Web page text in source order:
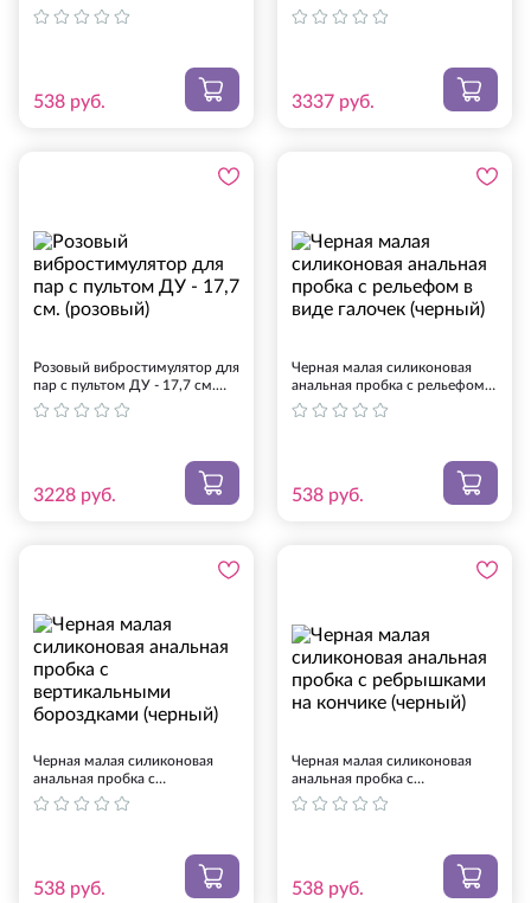
виде углублений (черный)
538 руб.
см. (розовый)
3337 руб.
Розовый вибростимулятор для
пар с пультом ДУ - 17,7 см.
(розовый)
3228 руб.
Черная малая силиконовая
анальная пробка с рельефом в
виде галочек (черный)
538 руб.
Черная малая силиконовая
анальная пробка с
вертикальными бороздками
(черный)
538 руб.
Черная малая силиконовая
анальная пробка с
ребрышками на кончике
(черный)
538 руб.